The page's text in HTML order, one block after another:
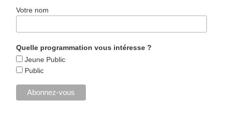
Votre nom
Quelle programmation vous intéresse ?
Jeune Public
Public